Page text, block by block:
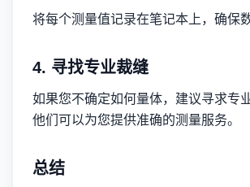
将每个测量值记录在笔记本上，确保
4. 寻找专业裁缝
如果您不确定如何量体，建议寻求专
他们可以为您提供准确的测量服务。
总结